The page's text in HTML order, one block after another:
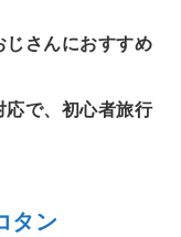
じさんにおすすめ
応で、初心者旅行
タン